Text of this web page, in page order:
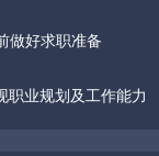
做好求职准备
职业规划及工作能力